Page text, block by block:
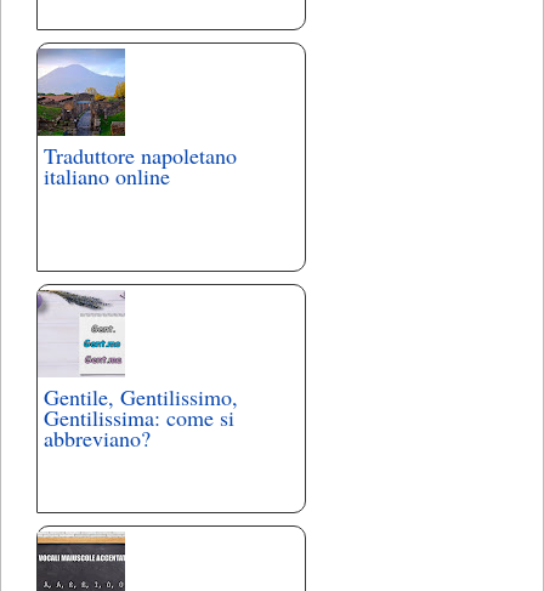
Traduttore napoletano
italiano online
Gentile, Gentilissimo,
Gentilissima: come si
abbreviano?